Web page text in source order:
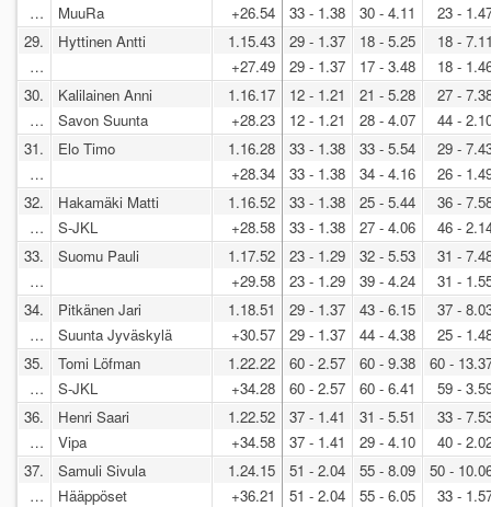
…
MuuRa
+26.54
33 - 1.38
30 - 4.11
23 -
29.
…
Hyttinen Antti
1.15.43
+27.49
29 - 1.37
29 - 1.37
18 - 5.25
17 - 3.48
18 -
18 -
30.
…
Kalilainen Anni
Savon Suunta
1.16.17
+28.23
12 - 1.21
12 - 1.21
21 - 5.28
28 - 4.07
27 -
44 -
31.
…
Elo Timo
1.16.28
+28.34
33 - 1.38
33 - 1.38
33 - 5.54
34 - 4.16
29 -
26 -
32.
…
Hakamäki Matti
S-JKL
1.16.52
+28.58
33 - 1.38
33 - 1.38
25 - 5.44
27 - 4.06
36 -
46 -
33.
…
Suomu Pauli
1.17.52
+29.58
23 - 1.29
23 - 1.29
32 - 5.53
39 - 4.24
31 -
31 -
34.
…
Pitkänen Jari
Suunta Jyväskylä
1.18.51
+30.57
29 - 1.37
29 - 1.37
43 - 6.15
44 - 4.38
37 -
25 -
35.
…
Tomi Löfman
S-JKL
1.22.22
+34.28
60 - 2.57
60 - 2.57
60 - 9.38
60 - 6.41
60 -
59 -
36.
…
Henri Saari
Vipa
1.22.52
+34.58
37 - 1.41
37 - 1.41
31 - 5.51
29 - 4.10
33 -
40 -
37.
…
Samuli Sivula
Hääppöset
1.24.15
+36.21
51 - 2.04
51 - 2.04
55 - 8.09
55 - 6.05
50 -
33 -